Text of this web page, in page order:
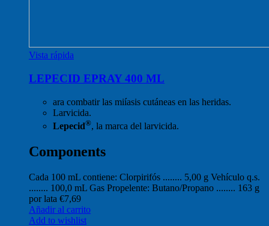
Vista rápida
LEPECID EPRAY 400 ML
ara combatir las miíasis cutáneas en las heridas.
Larvicida.
Lepecid®, la marca del larvicida.
Components
Cada 100 mL contiene: Clorpirifós ........ 5,00 g Vehículo q.s.
........ 100,0 mL Gas Propelente: Butano/Propano ........ 163 g
por lata €7,69
Añadir al carrito
Add to wishlist